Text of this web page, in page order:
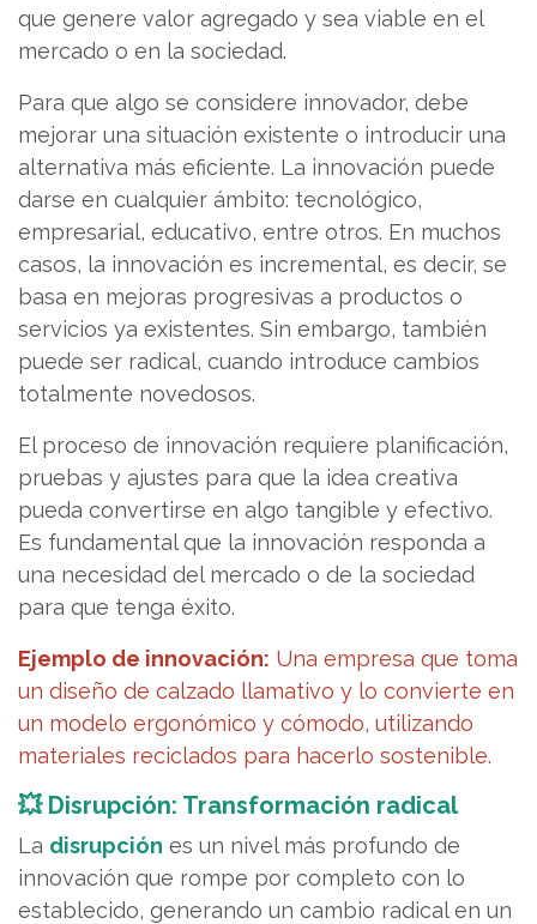
que genere valor agregado y sea viable en el
mercado o en la sociedad.
Para que algo se considere innovador, debe
mejorar una situación existente o introducir una
alternativa más eficiente. La innovación puede
darse en cualquier ámbito: tecnológico,
empresarial, educativo, entre otros. En muchos
casos, la innovación es incremental, es decir, se
basa en mejoras progresivas a productos o
servicios ya existentes. Sin embargo, también
puede ser radical, cuando introduce cambios
totalmente novedosos.
El proceso de innovación requiere planificación,
pruebas y ajustes para que la idea creativa
pueda convertirse en algo tangible y efectivo.
Es fundamental que la innovación responda a
una necesidad del mercado o de la sociedad
para que tenga éxito.
Ejemplo de innovación: Una empresa que toma
un diseño de calzado llamativo y lo convierte en
un modelo ergonómico y cómodo, utilizando
materiales reciclados para hacerlo sostenible.
💥 Disrupción: Transformación radical
La disrupción es un nivel más profundo de
innovación que rompe por completo con lo
establecido, generando un cambio radical en un